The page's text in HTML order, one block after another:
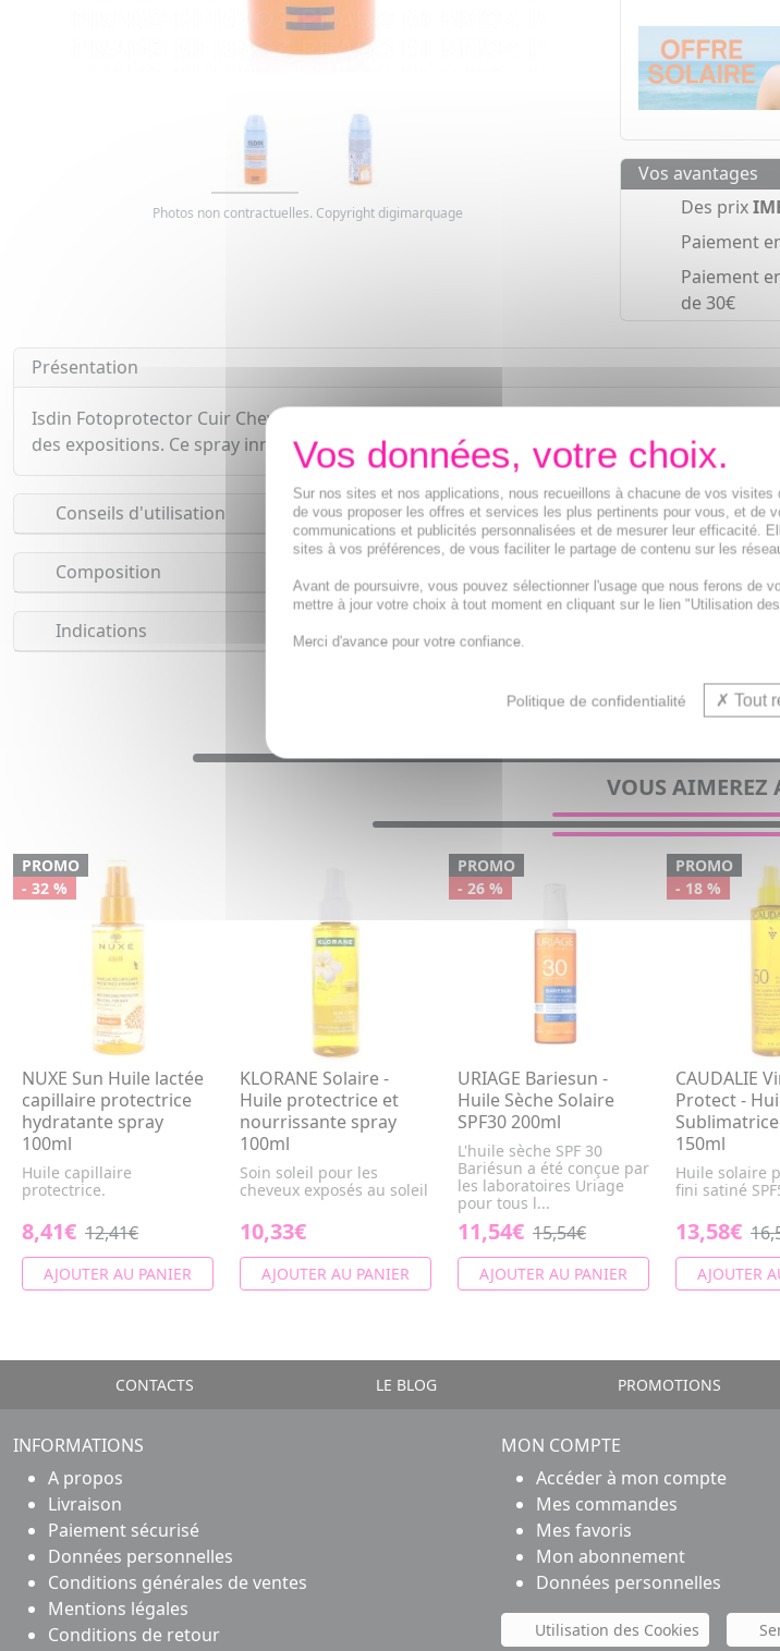
Photos non contractuelles. Copyright digimarquage
Vos avantages
Des prix
Paiement
Paiement
de 30€
Présentation
Isdin Fotoprotector Cuir Chevelu et Cheveux SPF 50 offre une protection solaire
des expositions. Ce spray innovant répond aux besoins spécifiques des zones
Conseils d'utilisation
Composition
Indications
VOUS AIMEREZ
PROMO
- 32 %
NUXE Sun Huile lactée
capillaire protectrice
hydratante spray
100ml
Huile capillaire
protectrice.
8,41€ 12,41€
AJOUTER AU PANIER
KLORANE Solaire -
Huile protectrice et
nourrissante spray
100ml
Soin soleil pour les
cheveux exposés au soleil
10,33€
AJOUTER AU PANIER
PROMO
- 26 %
URIAGE Bariesun -
Huile Sèche Solaire
SPF30 200ml
L'huile sèche SPF 30
Bariésun a été conçue par
les laboratoires Uriage
pour tous l...
11,54€ 15,54€
AJOUTER AU PANIER
PROMO
- 18 %
CAUDALIE
Protect -
Sublimatrice
150ml
Huile solaire
fini satiné
13,58€
AJOUTER
CONTACTS LE BLOG PROMOTIONS
INFORMATIONS
A propos
Livraison
Paiement sécurisé
Données personnelles
Conditions générales de ventes
Mentions légales
Conditions de retour
MON COMPTE
Accéder à mon compte
Mes commandes
Mes favoris
Mon abonnement
Données personnelles
Utilisation des Cookies
Sur nos sites et nos applications, nous recueillons à chacune de vos
de vous proposer les offres et services les plus pertinents pour vous, et de
communications et publicités personnalisées et de mesurer leur efficacité.
sites à vos préférences, de vous faciliter le partage de contenu sur les
Avant de poursuivre, vous pouvez sélectionner l'usage que nous ferons de
mettre à jour votre choix à tout moment en cliquant sur le lien "Utilisation
Merci d'avance pour votre confiance.
Politique de confidentialité Tout